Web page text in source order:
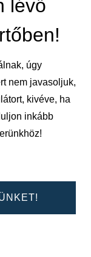
lévő
úgy
nem javasoljuk,
kivéve, ha
inkább